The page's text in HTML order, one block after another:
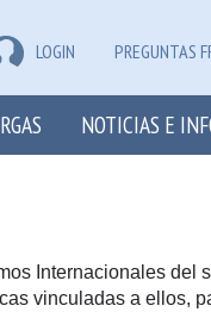
LOGIN PREGUNTAS
NOTICIAS E
Internacionales del
vinculadas a ellos,